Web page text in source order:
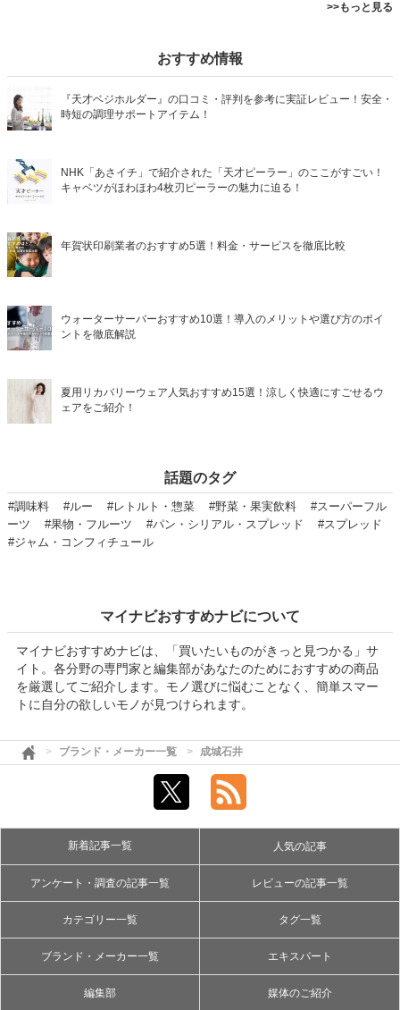
>>もっと見る
おすすめ情報
『天才ベジホルダー』の口コミ・評判を参考に実証レビュー！安全・
時短の調理サポートアイテム！
NHK「あさイチ」で紹介された「天才ピーラー」のここがすごい！
キャベツがほわほわ4枚刃ピーラーの魅力に迫る！
年賀状印刷業者のおすすめ5選！料金・サービスを徹底比較
ウォーターサーバーおすすめ10選！導入のメリットや選び方のポイ
ントを徹底解説
夏用リカバリーウェア人気おすすめ15選！涼しく快適にすごせるウ
ェアをご紹介！
話題のタグ
#調味料 #ルー #レトルト・惣菜 #野菜・果実飲料
#スーパーフル
ーツ
#果物・フルーツ #パン・シリアル・スプレッド
#スプレッド
#ジャム・コンフィチュール
マイナビおすすめナビについて
マイナビおすすめナビは、「買いたいものがきっと見つかる」サ
イト。各分野の専門家と編集部があなたのためにおすすめの商品
を厳選してご紹介します。モノ選びに悩むことなく、簡単スマー
トに自分の欲しいモノが見つけられます。
ブランド・メーカー一覧 成城石井
新着記事一覧 人気の記事
アンケート・調査の記事一覧 レビューの記事一覧
カテゴリー一覧 タグ一覧
ブランド・メーカー一覧 エキスパート
編集部 媒体のご紹介